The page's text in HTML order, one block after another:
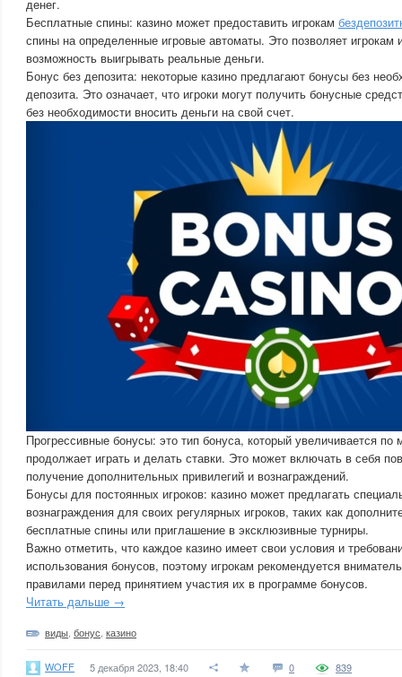
денег.
Бесплатные спины: казино может предоставить игрокам
спины на определенные игровые автоматы. Это позволяет игрокам
возможность выигрывать реальные деньги.
Бонус без депозита: некоторые казино предлагают бонусы без
депозита. Это означает, что игроки могут получить бонусные
без необходимости вносить деньги на свой счет.
Прогрессивные бонусы: это тип бонуса, который увеличивается по
продолжает играть и делать ставки. Это может включать в себя
получение дополнительных привилегий и вознаграждений.
Бонусы для постоянных игроков: казино может предлагать
вознаграждения для своих регулярных игроков, таких как
бесплатные спины или приглашение в эксклюзивные турниры.
Важно отметить, что каждое казино имеет свои условия и
использования бонусов, поэтому игрокам рекомендуется
правилами перед принятием участия их в программе бонусов.
Читать дальше →
виды бонус казино
WOFF 5 декабря 2023, 18:40 0 839